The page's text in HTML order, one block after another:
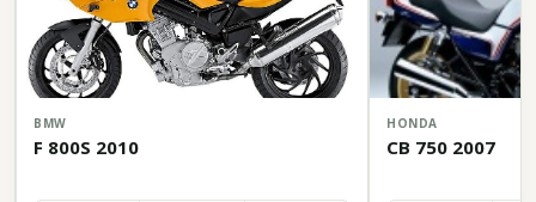
BMW
F 800S 2010
HONDA
CB 750 2007